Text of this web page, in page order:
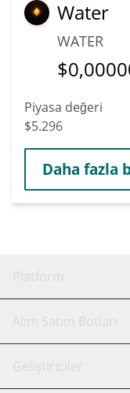
Water
WATER
$
Piyasa değeri
$5.296
Daha fazla
Platform
GRID Botu
Alım Satım Botları
Binance
Geliştiriciler